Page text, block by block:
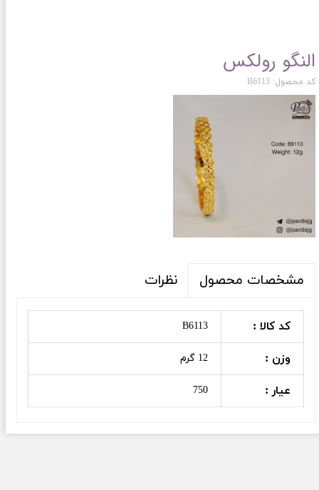
النگو رولکس
کد محصول: B6113
مشخصات محصول نظرات
کد کالا : B6113
وزن : 12 گرم
عیار : 750